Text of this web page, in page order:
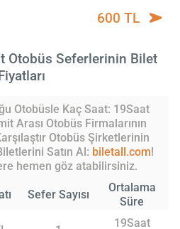
600 TL
Otobüs Seferlerinin Bilet
Otobüsle Kaç Saat: 19Saat
Arası Otobüs Firmalarının
Otobüs Şirketlerinin
Satın Al: biletall.com!
hemen göz atabilirsiniz.
Sefer Sayısı
Ortalama
Süre
19Saat